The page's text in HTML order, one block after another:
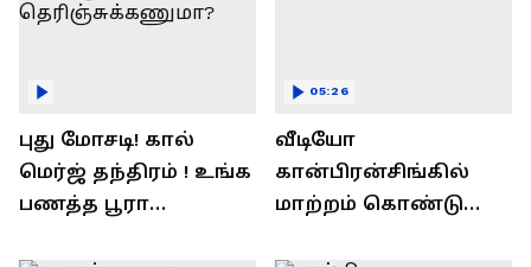
புது மோசடி! கால்
மெர்ஜ் தந்திரம் ! உங்க
பணத்த பூரா
வீடியோ
கான்பிரன்சிங்கில்
மாற்றம் கொண்டு
05:26